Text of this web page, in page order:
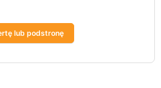
lub podstronę